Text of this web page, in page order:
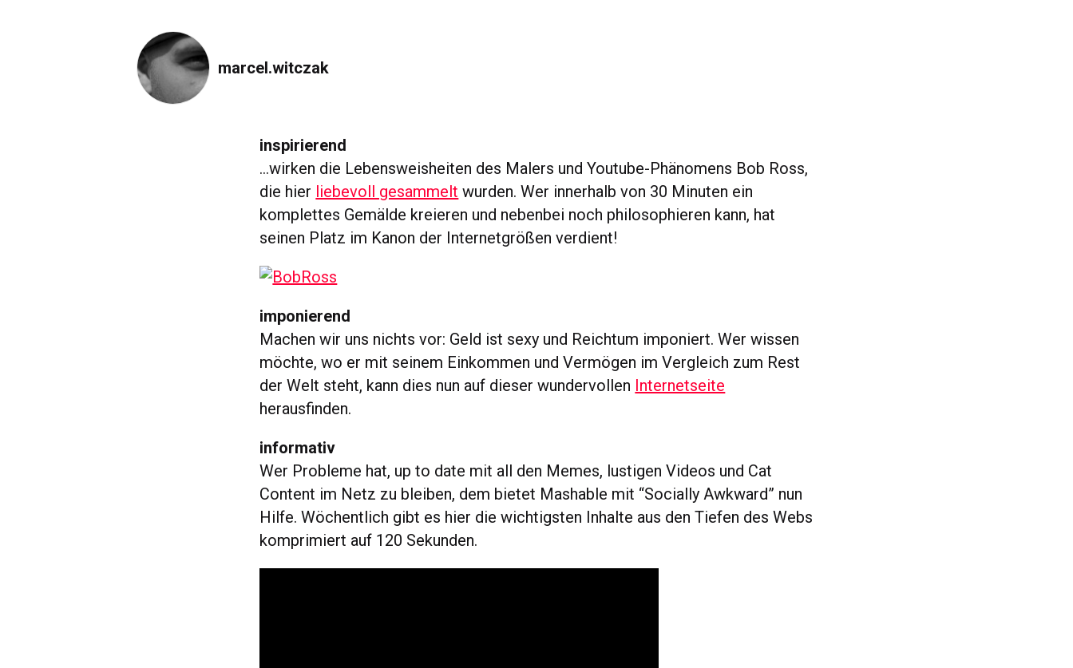
marcel.witczak
inspirierend
…wirken die Lebensweisheiten des Malers und Youtube-Phänomens Bob Ross,
die hier liebevoll gesammelt wurden. Wer innerhalb von 30 Minuten ein
komplettes Gemälde kreieren und nebenbei noch philosophieren kann, hat
seinen Platz im Kanon der Internetgrößen verdient!
imponierend
Machen wir uns nichts vor: Geld ist sexy und Reichtum imponiert. Wer wissen
möchte, wo er mit seinem Einkommen und Vermögen im Vergleich zum Rest
der Welt steht, kann dies nun auf dieser wundervollen Internetseite
herausfinden.
informativ
Wer Probleme hat, up to date mit all den Memes, lustigen Videos und Cat
Content im Netz zu bleiben, dem bietet Mashable mit “Socially Awkward” nun
Hilfe. Wöchentlich gibt es hier die wichtigsten Inhalte aus den Tiefen des Webs
komprimiert auf 120 Sekunden.